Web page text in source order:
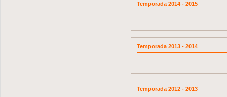
Temporada 2014 - 2015
Temporada 2013 - 2014
Temporada 2012 - 2013